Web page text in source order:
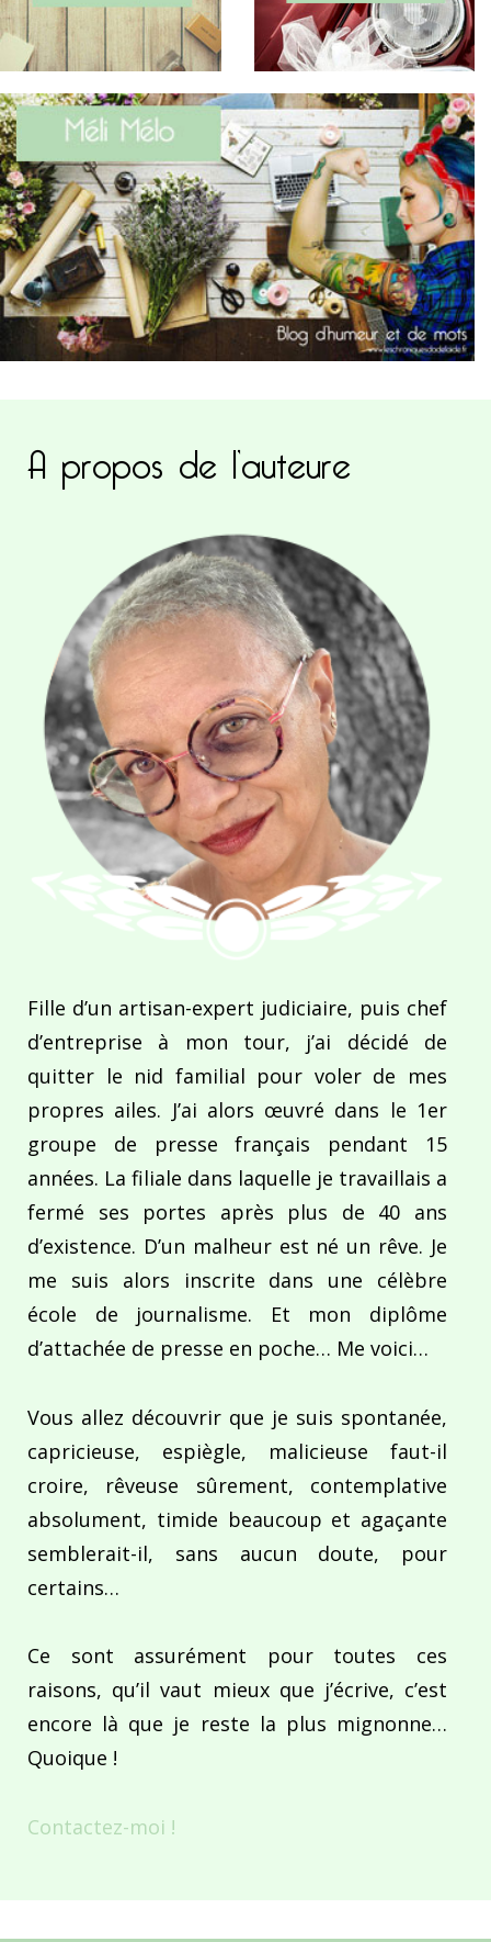
A propos de l’auteure
Fille d’un artisan-expert judiciaire, puis chef
d’entreprise à mon tour, j’ai décidé de
quitter le nid familial pour voler de mes
propres ailes. J’ai alors œuvré dans le 1er
groupe de presse français pendant 15
années. La filiale dans laquelle je travaillais a
fermé ses portes après plus de 40 ans
d’existence. D’un malheur est né un rêve. Je
me suis alors inscrite dans une célèbre
école de journalisme. Et mon diplôme
d’attachée de presse en poche… Me voici…
Vous allez découvrir que je suis spontanée,
capricieuse, espiègle, malicieuse faut-il
croire, rêveuse sûrement, contemplative
absolument, timide beaucoup et agaçante
semblerait-il, sans aucun doute, pour
certains…
Ce sont assurément pour toutes ces
raisons, qu’il vaut mieux que j’écrive, c’est
encore là que je reste la plus mignonne…
Quoique !
Contactez-moi !